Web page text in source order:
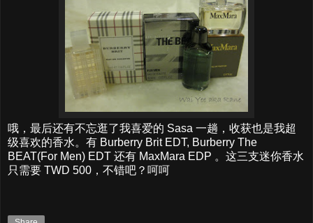
哦，最后还有不忘逛了我喜爱的 Sasa 一趟，收获也是我超
级喜欢的香水。有 Burberry Brit EDT, Burberry The
BEAT(For Men) EDT 还有 MaxMara EDP 。这三支迷你香水
只需要 TWD 500，不错吧？呵呵